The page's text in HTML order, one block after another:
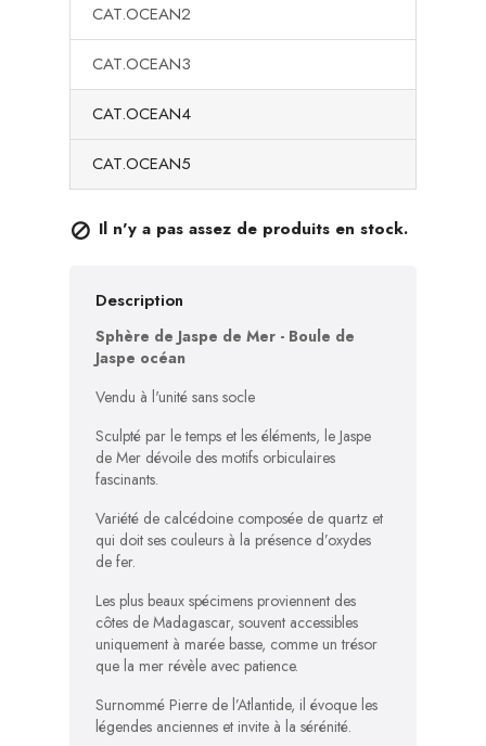
CAT.OCEAN2
CAT.OCEAN3
CAT.OCEAN4
CAT.OCEAN5
 Il n'y a pas assez de produits en stock.
Description
Sphère de Jaspe de Mer - Boule de
Jaspe océan
Vendu à l'unité sans socle
Sculpté par le temps et les éléments, le Jaspe
de Mer dévoile des motifs orbiculaires
fascinants.
Variété de calcédoine composée de quartz et
qui doit ses couleurs à la présence d’oxydes
de fer.
Les plus beaux spécimens proviennent des
côtes de Madagascar, souvent accessibles
uniquement à marée basse, comme un trésor
que la mer révèle avec patience.
Surnommé Pierre de l’Atlantide, il évoque les
légendes anciennes et invite à la sérénité.